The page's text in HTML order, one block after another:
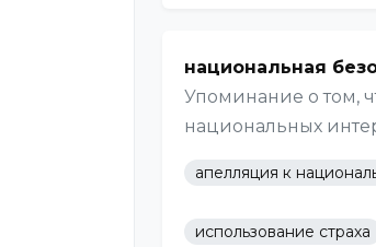
национальная
Упоминание о том,
национальных
апелляция к
использование страха